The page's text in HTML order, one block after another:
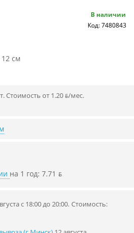
В наличии
Код: 7480843
см
Стоимость от 1.20 ƃ/мec.
на 1 год: 7.71 ƃ
с 18:00 до 20:00. Стоимость: